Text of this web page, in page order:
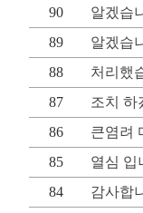
90
알겠습
89
알겠습
88
처리했
87
조치 하
86
큰염려
85
열심 입
84
감사합